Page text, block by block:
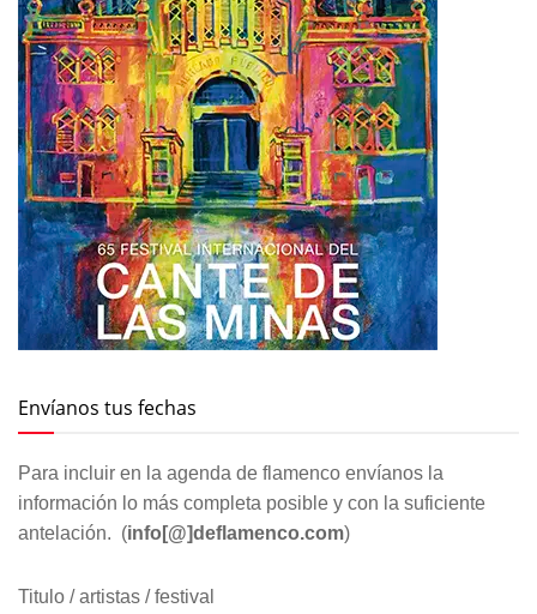
Envíanos tus fechas
Para incluir en la agenda de flamenco envíanos la
información lo más completa posible y con la suficiente
antelación. (info[@]deflamenco.com)
Titulo / artistas / festival